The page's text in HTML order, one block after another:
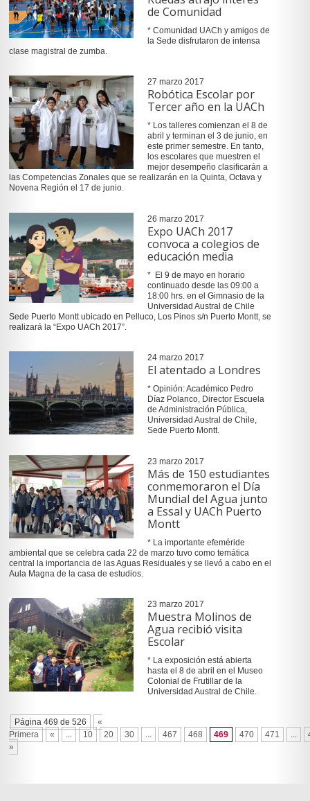
de Comunidad
* Comunidad UACh y amigos de
la Sede disfrutaron de intensa
clase magistral de zumba.
27 marzo 2017
Robótica Escolar por
Tercer año en la UACh
* Los talleres comienzan el 8 de
abril y terminan el 3 de junio, en
este primer semestre. En tanto,
los escolares que muestren el
mejor desempeño clasificarán a
las Competencias Zonales que se realizarán en la Quinta, Octava y
Novena Región el 17 de junio.
26 marzo 2017
Expo UACh 2017
convoca a colegios de
educación media
* El 9 de mayo en horario
continuado desde las 09:00 a
18:00 hrs. en el Gimnasio de la
Universidad Austral de Chile
Sede Puerto Montt ubicado en Pelluco, Los Pinos s/n Puerto Montt, se
realizará la “Expo UACh 2017”.
24 marzo 2017
El atentado a Londres
* Opinión: Académico Pedro
Díaz Polanco, Director Escuela
de Administración Pública,
Universidad Austral de Chile,
Sede Puerto Montt.
23 marzo 2017
Más de 150 estudiantes
conmemoraron el Día
Mundial del Agua junto
a Essal y UACh Puerto
Montt
* La importante efeméride
ambiental que se celebra cada 22 de marzo tuvo como temática
central la importancia de las Aguas Residuales y se llevó a cabo en el
Aula Magna de la casa de estudios.
23 marzo 2017
Muestra Molinos de
Agua recibió visita
Escolar
* La exposición está abierta
hasta el 8 de abril en el Museo
Colonial de Frutillar de la
Universidad Austral de Chile.
Página 469 de 526
«
Primera
« ... 10 20 30 ... 467 468 469 470 471 ...
»